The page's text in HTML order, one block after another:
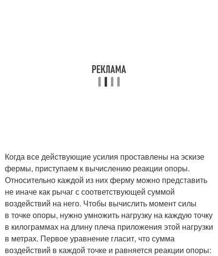
Когда все действующие усилия проставлены на эскизе
фермы, приступаем к вычислению реакции опоры.
Относительно каждой из них ферму можно представить
не иначе как рычаг с соответствующей суммой
воздействий на него. Чтобы вычислить момент силы
в точке опоры, нужно умножить нагрузку на каждую точку
в килограммах на длину плеча приложения этой нагрузки
в метрах. Первое уравнение гласит, что сумма
воздействий в каждой точке и равняется реакции опоры: